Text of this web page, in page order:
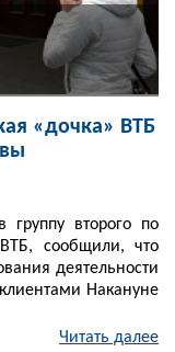
«дочка» ВТБ
второго по
ВТБ, сообщили, что
деятельности
Накануне
Читать далее